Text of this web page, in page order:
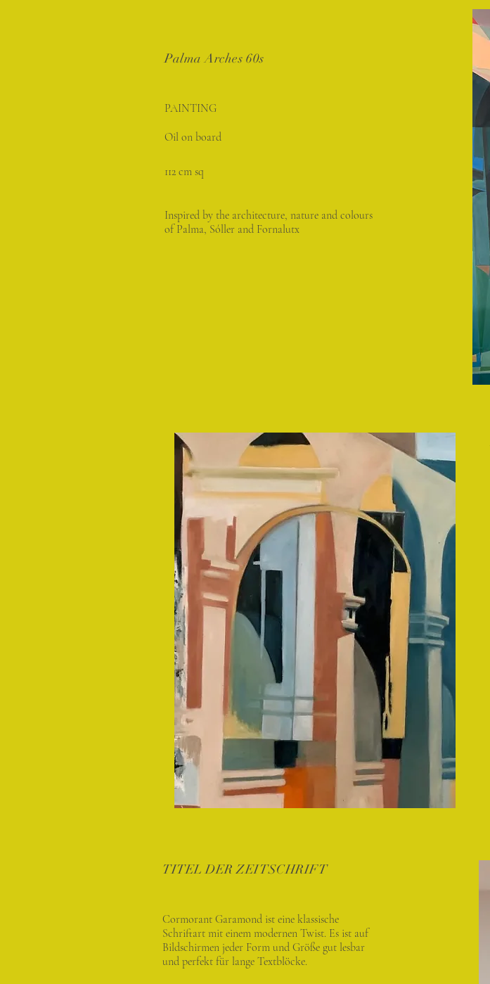
Palma Arches 60s
PAINTING
Oil on board
112 cm sq
Inspired by the architecture, nature and colours
of Palma, Sóller and Fornalutx
TITEL DER ZEITSCHRIFT
Cormorant Garamond ist eine klassische
Schriftart mit einem modernen Twist. Es ist auf
Bildschirmen jeder Form und Größe gut lesbar
und perfekt für lange Textblöcke.